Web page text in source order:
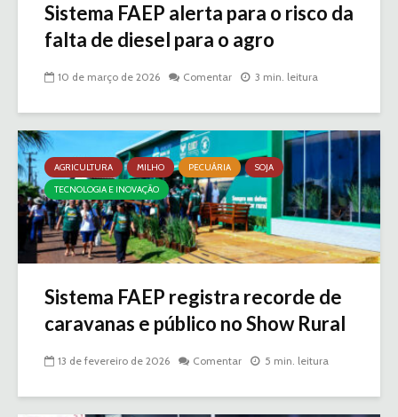
Sistema FAEP alerta para o risco da
falta de diesel para o agro
10 de março de 2026 Comentar 3 min. leitura
AGRICULTURA MILHO PECUÁRIA
SOJA
TECNOLOGIA E INOVAÇÃO
Sistema FAEP registra recorde de
caravanas e público no Show Rural
13 de fevereiro de 2026 Comentar 5 min. leitura